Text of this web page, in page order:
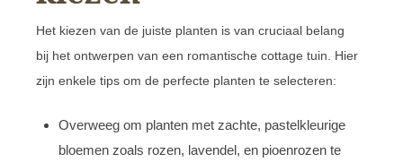
Het kiezen van de juiste planten is van cruciaal belang
bij het ontwerpen van een romantische cottage tuin. Hier
zijn enkele tips om de perfecte planten te selecteren:
Overweeg om planten met zachte, pastelkleurige
bloemen zoals rozen, lavendel, en pioenrozen te